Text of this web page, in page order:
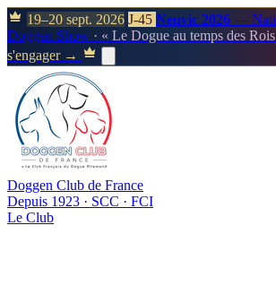
19–20 sept. 2026 J-45 Neuvic 2026 —
Doggen Show · « Le Dogue au temps des
s'engager →
Doggen Club de France
Depuis 1923 · SCC · FCI
Le Club